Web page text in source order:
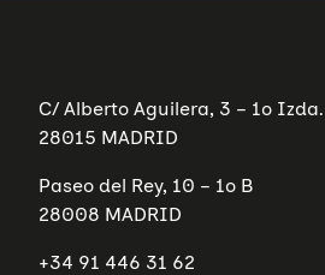
C/ Alberto Aguilera, 3 – 1º Izda.
28015 MADRID
Paseo del Rey, 10 – 1º B
28008 MADRID
+34 91 446 31 62